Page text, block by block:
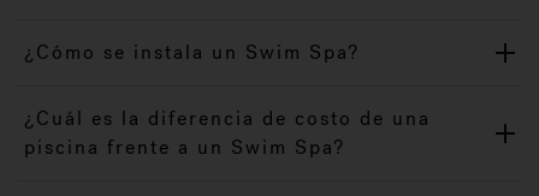
¿Cómo se instala un Swim Spa?
¿Cuál es la diferencia de costo de una
piscina frente a un Swim Spa?